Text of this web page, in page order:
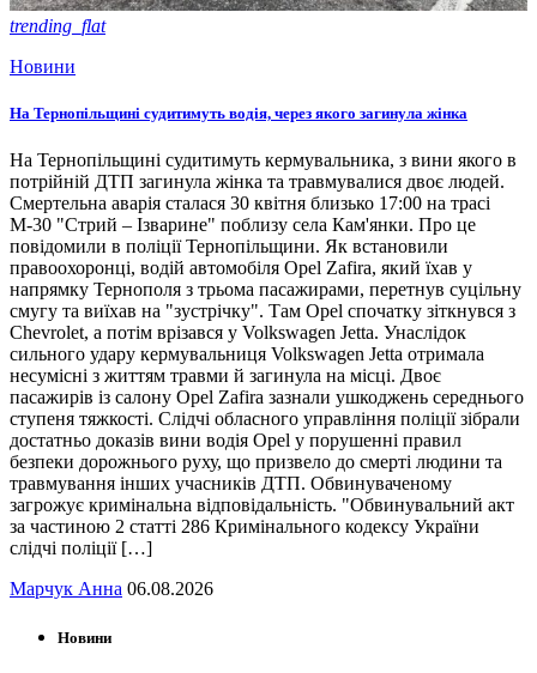
trending_flat
Новини
На Тернопільщині судитимуть водія, через якого загинула жінка
На Тернопільщині судитимуть кермувальника, з вини якого в
потрійній ДТП загинула жінка та травмувалися двоє людей.
Смертельна аварія сталася 30 квітня близько 17:00 на трасі
М-30 "Стрий – Ізварине" поблизу села Кам'янки. Про це
повідомили в поліції Тернопільщини. Як встановили
правоохоронці, водій автомобіля Opel Zafira, який їхав у
напрямку Тернополя з трьома пасажирами, перетнув суцільну
смугу та виїхав на "зустрічку". Там Opel спочатку зіткнувся з
Chevrolet, а потім врізався у Volkswagen Jetta. Унаслідок
сильного удару кермувальниця Volkswagen Jetta отримала
несумісні з життям травми й загинула на місці. Двоє
пасажирів із салону Opel Zafira зазнали ушкоджень середнього
ступеня тяжкості. Слідчі обласного управління поліції зібрали
достатньо доказів вини водія Opel у порушенні правил
безпеки дорожнього руху, що призвело до смерті людини та
травмування інших учасників ДТП. Обвинуваченому
загрожує кримінальна відповідальність. "Обвинувальний акт
за частиною 2 статті 286 Кримінального кодексу України
слідчі поліції […]
Марчук Анна 06.08.2026
Новини